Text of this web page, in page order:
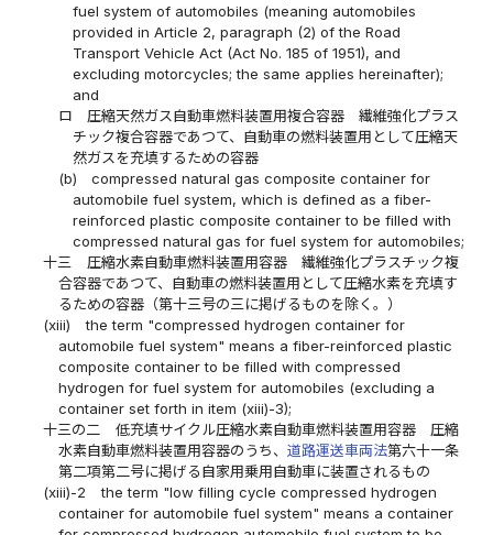
fuel system of automobiles (meaning automobiles
provided in Article 2, paragraph (2) of the Road
Transport Vehicle Act (Act No. 185 of 1951), and
excluding motorcycles; the same applies hereinafter);
and
ロ
圧縮天然ガス自動車燃料装置用複合容器 繊維強化プラス
チック複合容器であつて、自動車の燃料装置用として圧縮天
然ガスを充填するための容器
(b)
compressed natural gas composite container for
automobile fuel system, which is defined as a fiber-
reinforced plastic composite container to be filled with
compressed natural gas for fuel system for automobiles;
十三
圧縮水素自動車燃料装置用容器 繊維強化プラスチック複
合容器であつて、自動車の燃料装置用として圧縮水素を充填す
るための容器（第十三号の三に掲げるものを除く。）
(xiii)
the term "compressed hydrogen container for
automobile fuel system" means a fiber-reinforced plastic
composite container to be filled with compressed
hydrogen for fuel system for automobiles (excluding a
container set forth in item (xiii)-3);
十三の二
低充填サイクル圧縮水素自動車燃料装置用容器 圧縮
水素自動車燃料装置用容器のうち、 道路運送車両法第六十一条
第二項第二号に掲げる自家用乗用自動車に装置されるもの
(xiii)-2
the term "low filling cycle compressed hydrogen
container for automobile fuel system" means a container